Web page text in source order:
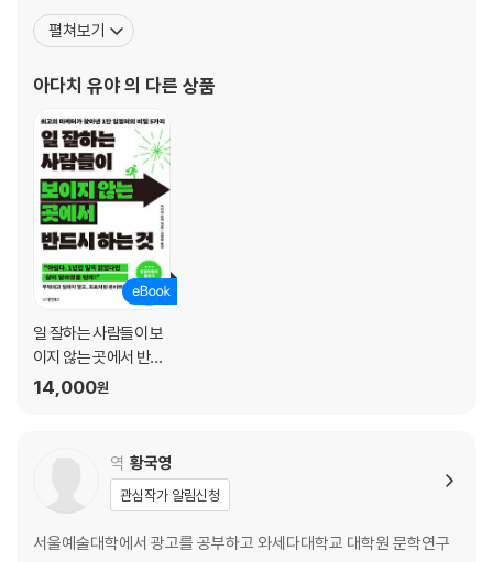
연하지 않는다｜황금 법칙 ④
말만 그럴듯하게 해서는 마음을 움직일 수 없다｜형식을 익히면 전달이
될까?｜잡다하게 늘어놓을 수 없는 ‘잡담’은 안 해도 된다｜성실한 사람
일수록 빠지기 쉬운 ‘테크닉의 딜레마’｜황금 법칙 ⑤
6장 지식이 ‘지성’으로 바뀌는 순간
일 잘하는 사람은 ‘모르는 척’을 한다｜쉽게 조언하지 마라｜상대를 위해
지식을 사용하라｜황금 법칙 ⑥
7장 인정욕구를 제어하는 자가 커뮤니케이션의 강자가 된다
영향력 있는 정치인이 비서에게 내린 지시는?｜커뮤니케이션 강자가 되
는 두 가지 조건｜카리스마는 어떻게 생겨나는가?｜황금 법칙 ⑦
8장 멍청한 화법부터 버려라: 객관화 사고법
사람이 멍청해 보이는 세 가지 순간｜객관화 사고법 ① 사소한 정보를 과
신하면 멍청해 보인다｜확신이 지나치면 머리가 나빠 보인다｜이야기에
명이 넘는 직장인을 만나, 일을 잘하는 사람들의 숨은 비밀을 찾아냈
다. 그 비밀을 모든 직장인에게 알려주고 싶단 생각에 블로그를 시작
다. 국내 출간서로 《일 잘하는 사람의
펼쳐보기
아다치 유야의 다른 상품
일 잘하는 사람들이 보
이지 않는 곳에서 반드
시 하는 것
14,000원
역 황국영
관심작가 알림신청
서울예술대학에서 광고를 공부하고 와세다대학교 대학원 문학연구